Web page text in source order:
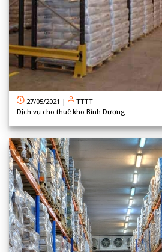
27/05/2021 |
TTTT
Dịch vụ cho thuê kho Bình Dương